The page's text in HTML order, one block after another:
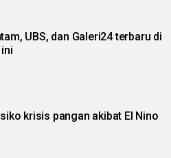
UBS, dan Galeri24 terbaru di
krisis pangan akibat El Nino